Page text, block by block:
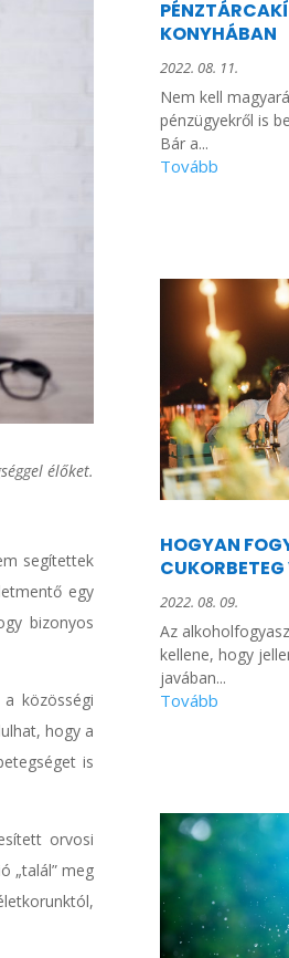
élőket.
segítettek
egy
bizonyos
közösségi
hogy a
is
orvosi
„talál” meg
KONYHÁBAN
2022. 08. 11.
Nem kell
pénzügyekről is
Bár a...
HOGYAN
2022. 08. 09.
Az
kellene, hogy
javában...